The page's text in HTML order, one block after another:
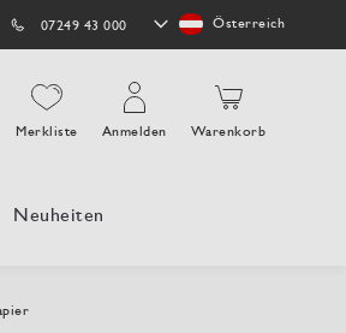
07249 43 000
Store
auswählen
Österreich
Merkliste Anmelden Warenkorb
Neuheiten